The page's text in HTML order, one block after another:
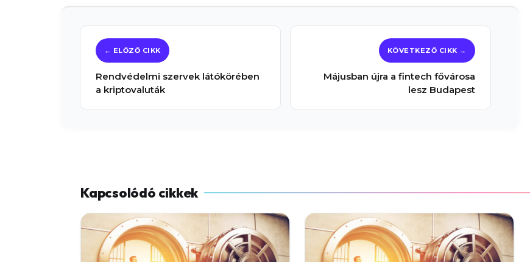
Rendvédelmi szervek látókörében
a kriptovaluták
Májusban újra a fintech fővárosa
lesz Budapest